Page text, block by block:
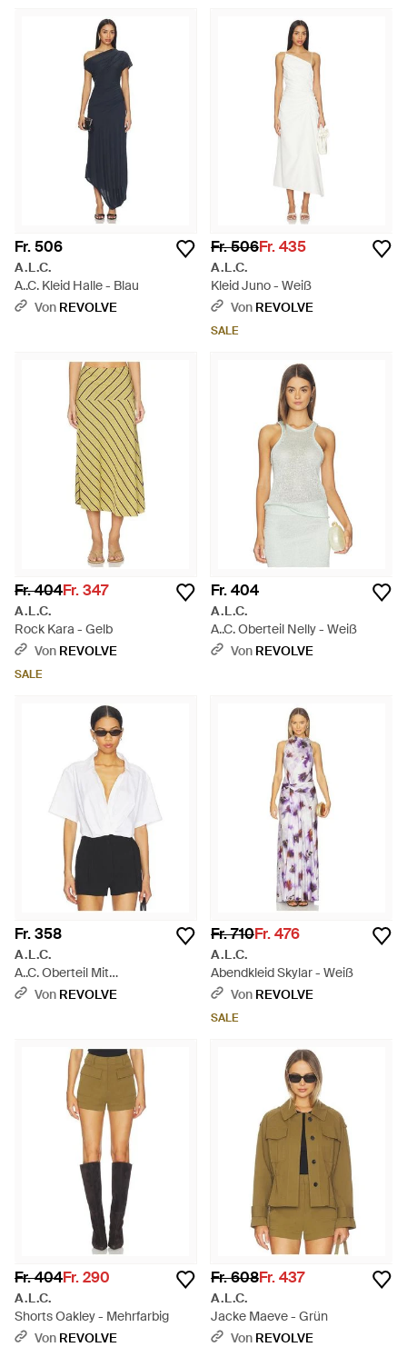
Fr. 506
A.L.C.
A..C. Kleid Halle - Blau
Von REVOLVE
Fr. 506Fr. 435
A.L.C.
Kleid Juno - Weiß
Von REVOLVE
SALE
Fr. 404Fr. 347
A.L.C.
Rock Kara - Gelb
Von REVOLVE
SALE
Fr. 404
A.L.C.
A..C. Oberteil Nelly - Weiß
Von REVOLVE
Fr. 358
A.L.C.
A..C. Oberteil Mit
Knopfverschluss Lily - Weiß
Von REVOLVE
Fr. 710Fr. 476
A.L.C.
Abendkleid Skylar - Weiß
Von REVOLVE
SALE
Fr. 404Fr. 290
A.L.C.
Shorts Oakley - Mehrfarbig
Von REVOLVE
Fr. 608Fr. 437
A.L.C.
Jacke Maeve - Grün
Von REVOLVE